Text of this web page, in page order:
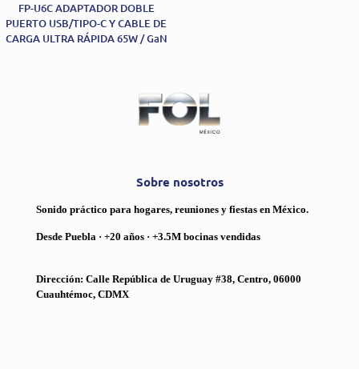
FP-U6C ADAPTADOR DOBLE
PUERTO USB/TIPO-C Y CABLE DE
CARGA ULTRA RÁPIDA 65W / GaN
Sobre nosotros
Sonido práctico para hogares, reuniones y fiestas en México.
Desde Puebla · +20 años · +3.5M bocinas vendidas
Dirección: Calle República de Uruguay #38, Centro, 06000
Cuauhtémoc, CDMX